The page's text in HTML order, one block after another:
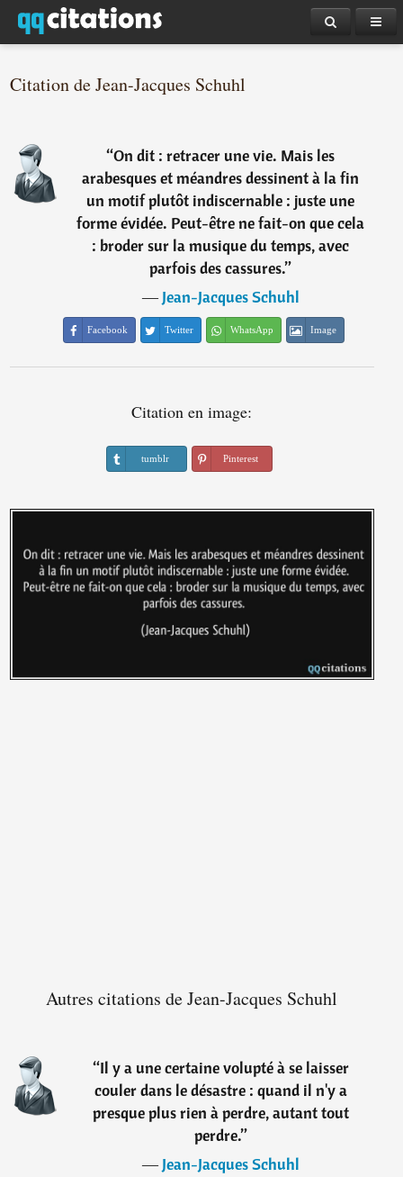
Citation de Jean-Jacques Schuhl
“On dit : retracer une vie. Mais les
arabesques et méandres dessinent à la fin
un motif plutôt indiscernable : juste une
forme évidée. Peut-être ne fait-on que cela
: broder sur la musique du temps, avec
parfois des cassures.”
―Jean-Jacques Schuhl
Facebook Twitter WhatsApp Image
Citation en image:
tumblr Pinterest
Autres citations de Jean-Jacques Schuhl
“Il y a une certaine volupté à se laisser
couler dans le désastre : quand il n'y a
presque plus rien à perdre, autant tout
perdre.”
―Jean-Jacques Schuhl